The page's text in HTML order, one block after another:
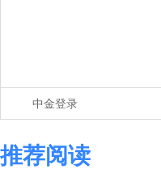
中金登录
推荐阅读